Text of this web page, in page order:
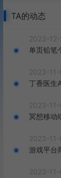
TA的动态
2023-12-
单页铅笔
2023-11-
丁香医生
2023-11-
冥想移动
2023-11-
游戏平台
2023-11-